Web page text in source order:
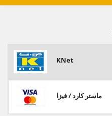
KNet
ماستر كارد / فيزا